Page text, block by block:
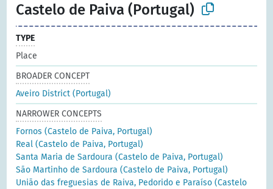
Castelo de Paiva (Portugal)
TYPE
Place
BROADER CONCEPT
Aveiro District (Portugal)
NARROWER CONCEPTS
Fornos (Castelo de Paiva, Portugal)
Real (Castelo de Paiva, Portugal)
Santa Maria de Sardoura (Castelo de Paiva, Portugal)
São Martinho de Sardoura (Castelo de Paiva, Portugal)
União das freguesias de Raiva, Pedorido e Paraíso (Castelo